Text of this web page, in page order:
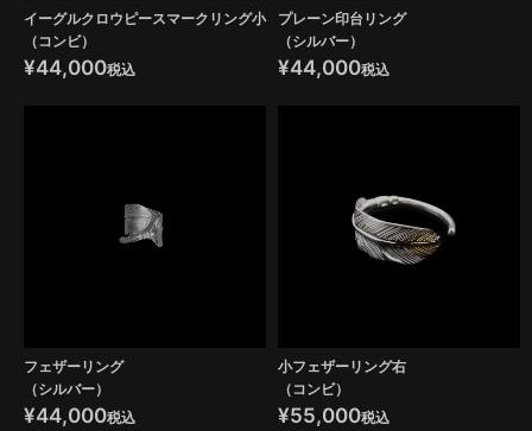
イーグルクロウピースマークリング小
（コンビ）
¥44,000税込
プレーン印台リング
（シルバー）
¥44,000税込
フェザーリング
（シルバー）
¥44,000税込
小フェザーリング右
（コンビ）
¥55,000税込